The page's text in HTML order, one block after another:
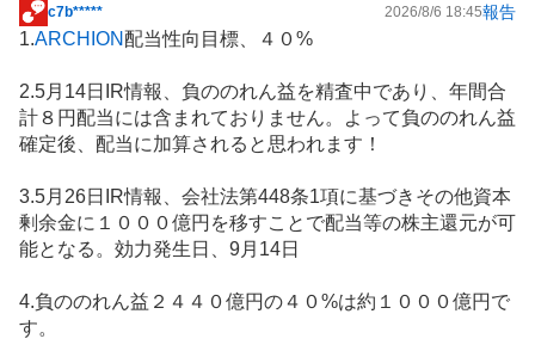
掲
示
記
事
c7b***** 2026/8/6 18:45報告
1.ARCHION 配当性向目標、４０%
2.5月14日IR情報、負ののれん益を精査中であり、年間合
計８円配当には含まれておりません。よって負ののれん益
確定後、配当に加算されると思われます！
3.5月26日IR情報、会社法第448条1項に基づきその他資本
剰余金に１０００億円を移すことで配当等の株主還元が可
能となる。効力発生日、9月14日
4.負ののれん益２４４０億円の４０%は約１０００億円で
す。